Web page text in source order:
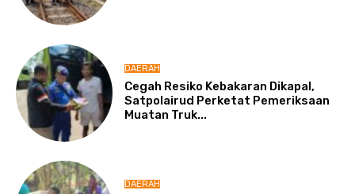
DAERAH
Cegah Resiko Kebakaran Dikapal,
Satpolairud Perketat Pemeriksaan
Muatan Truk...
DAERAH